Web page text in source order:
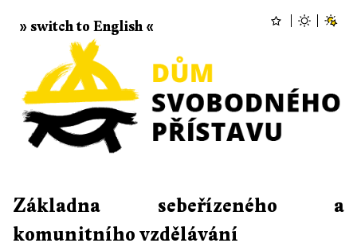
» switch to English «
Základna sebeřízeného a
komunitního vzdělávání